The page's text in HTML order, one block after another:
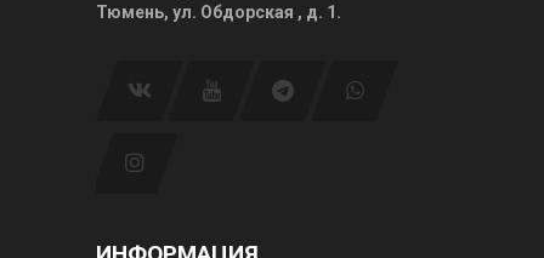
Тюмень, ул. Обдорская , д. 1.